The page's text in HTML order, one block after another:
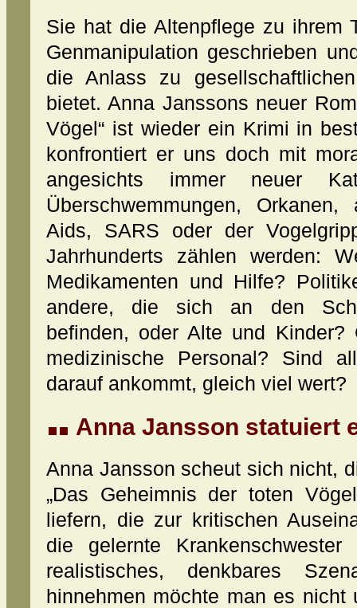
Sie hat die Altenpflege zu ihrem
Genmanipulation geschrieben
die Anlass zu
bietet. Anna Janssons neuer
Vögel“ ist wieder ein Krimi in
konfrontiert er uns doch mit
angesichts immer neuer
Überschwemmungen,
Aids, SARS oder der
Jahrhunderts zählen werden:
Medikamenten und Hilfe?
andere, die sich an den
befinden, oder Alte und Kinder?
medizinische Personal? Sind
darauf ankommt, gleich viel wert?
Anna Jansson statuiert
Anna Jansson scheut sich nicht,
„Das Geheimnis der toten
liefern, die zur kritischen
die gelernte
realistisches, denkbares
hinnehmen möchte man es nicht